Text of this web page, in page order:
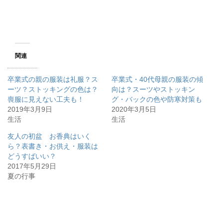
関連
卒業式の親の服装は礼服？ス
ーツ？ストッキングの色は？
喪服に見えない工夫も！
2019年3月9日
生活
卒業式・40代母親の服装の傾
向は？スーツやストッキン
グ・バックの色や防寒対策も
2020年3月5日
生活
友人の初盆 お香典はいく
ら？表書き・お供え・服装は
どうすばいい？
2017年5月29日
夏の行事